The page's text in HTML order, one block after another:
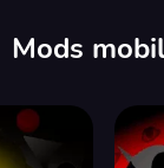
Mods